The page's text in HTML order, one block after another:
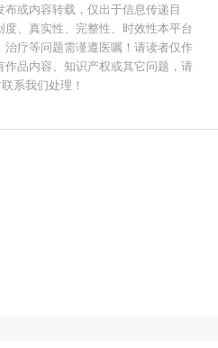
或内容转载，仅出于信息传递目
、真实性、完整性、时效性本平台
疗等问题需谨遵医嘱！请读者仅作
品内容、知识产权或其它问题，请
系我们处理！